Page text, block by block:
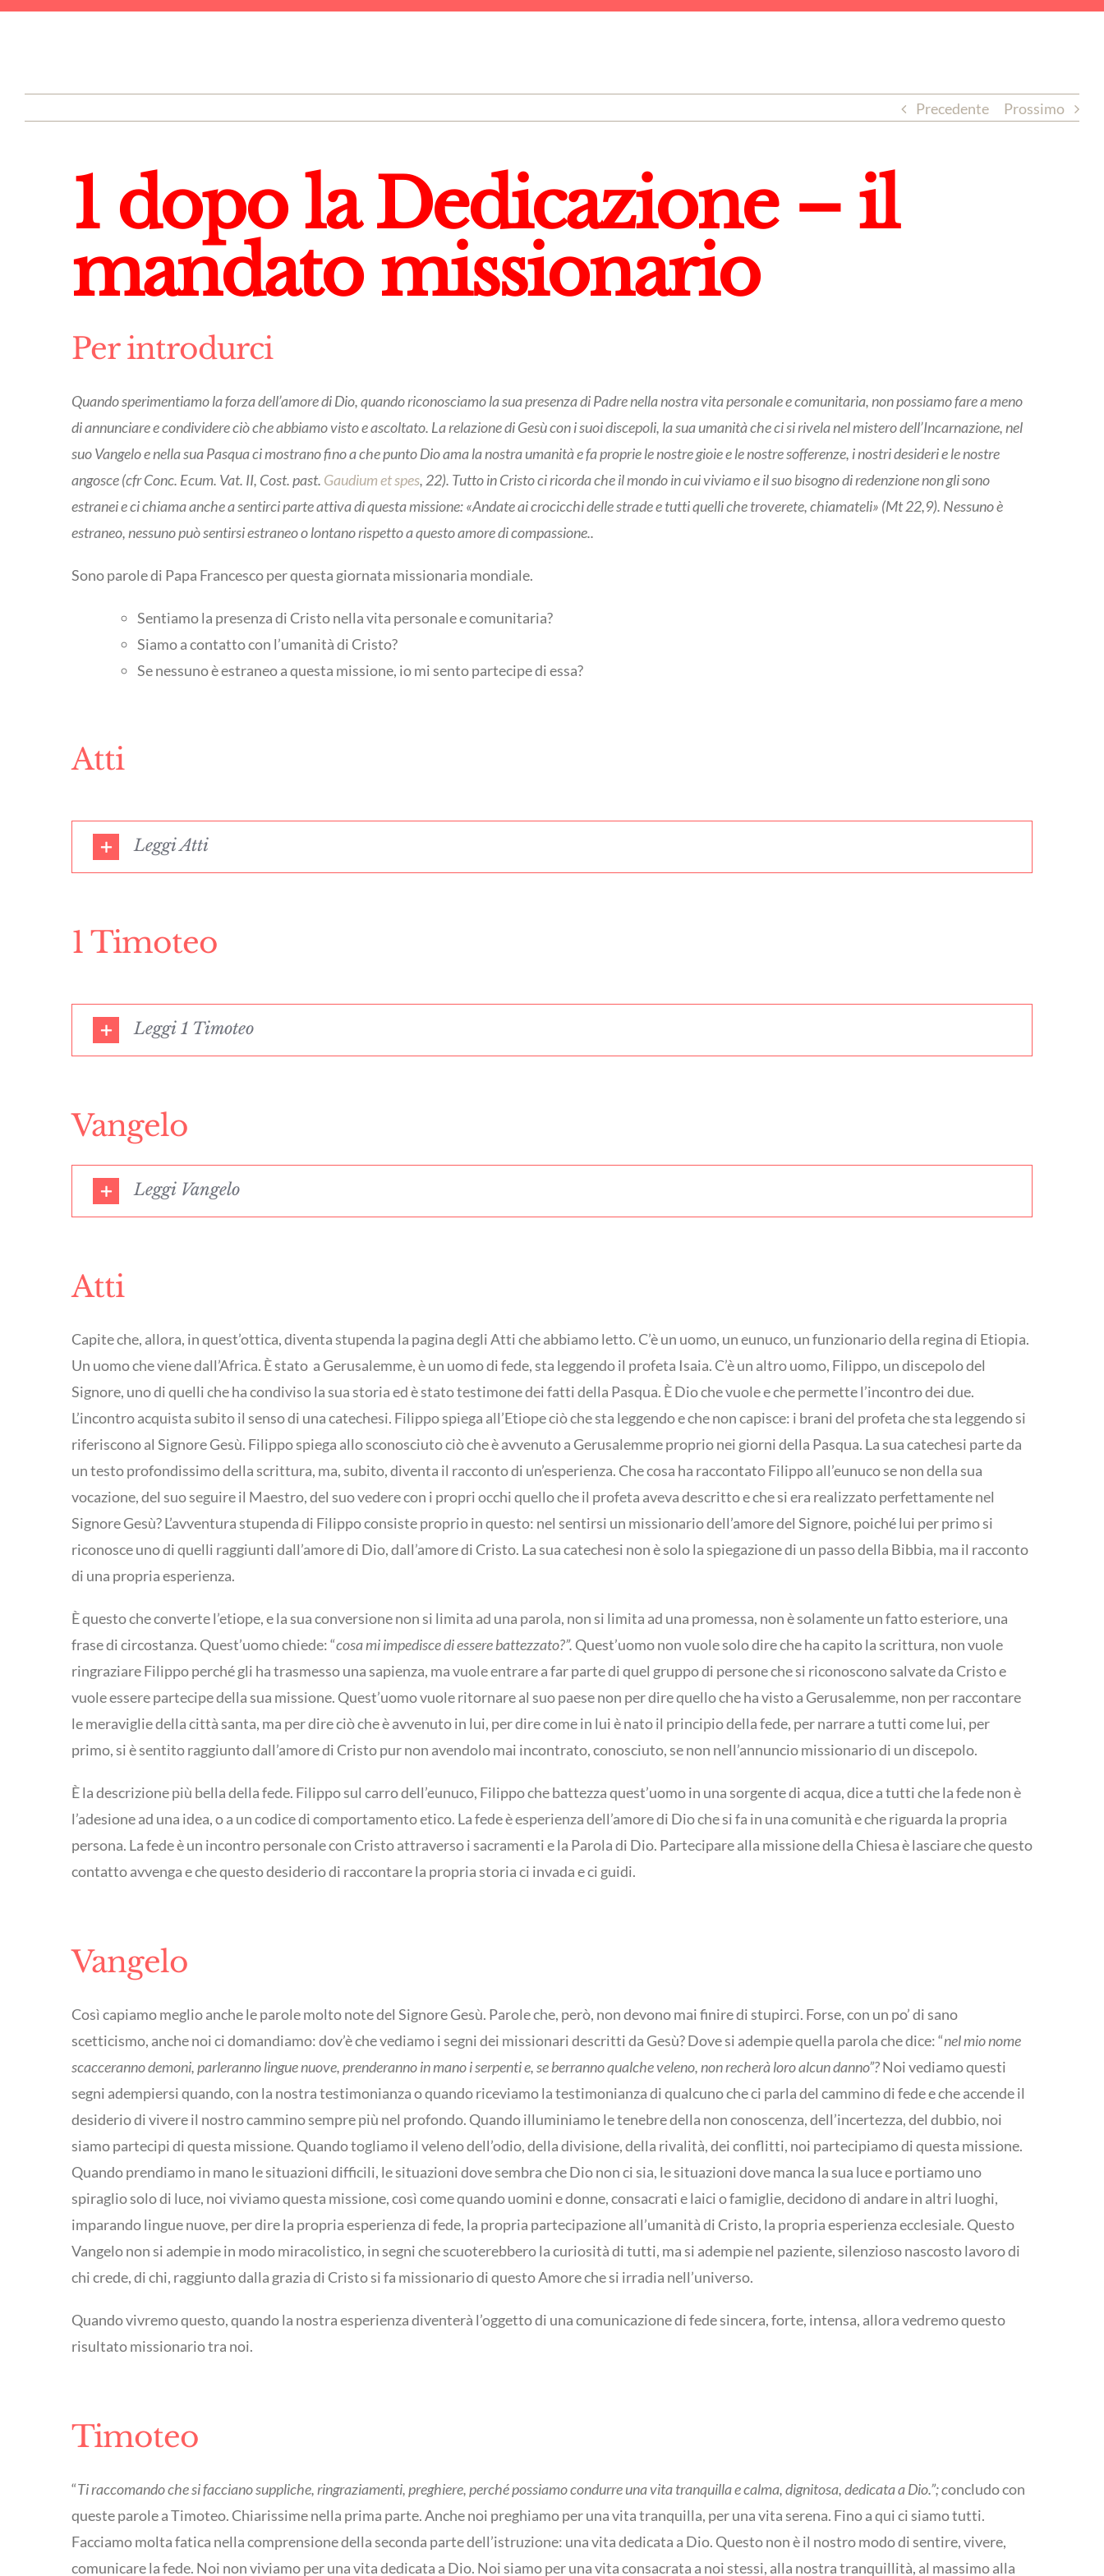
Precedente Prossimo
1 dopo la Dedicazione – il
mandato missionario
Per introdurci
Quando sperimentiamo la forza dell’amore di Dio, quando riconosciamo la sua presenza di Padre nella nostra vita personale e comunitaria, non possiamo fare a meno
di annunciare e condividere ciò che abbiamo visto e ascoltato. La relazione di Gesù con i suoi discepoli, la sua umanità che ci si rivela nel mistero dell’Incarnazione, nel
suo Vangelo e nella sua Pasqua ci mostrano fino a che punto Dio ama la nostra umanità e fa proprie le nostre gioie e le nostre sofferenze, i nostri desideri e le nostre
angosce (cfr Conc. Ecum. Vat. II, Cost. past. Gaudium et spes, 22). Tutto in Cristo ci ricorda che il mondo in cui viviamo e il suo bisogno di redenzione non gli sono
estranei e ci chiama anche a sentirci parte attiva di questa missione: «Andate ai crocicchi delle strade e tutti quelli che troverete, chiamateli» (Mt 22,9). Nessuno è
estraneo, nessuno può sentirsi estraneo o lontano rispetto a questo amore di compassione..
Sono parole di Papa Francesco per questa giornata missionaria mondiale.
Sentiamo la presenza di Cristo nella vita personale e comunitaria?
Siamo a contatto con l’umanità di Cristo?
Se nessuno è estraneo a questa missione, io mi sento partecipe di essa?
Atti
Leggi Atti
1 Timoteo
Leggi 1 Timoteo
Vangelo
Leggi Vangelo
Atti
Capite che, allora, in quest’ottica, diventa stupenda la pagina degli Atti che abbiamo letto. C’è un uomo, un eunuco, un funzionario della regina di Etiopia.
Un uomo che viene dall’Africa. È stato a Gerusalemme, è un uomo di fede, sta leggendo il profeta Isaia. C’è un altro uomo, Filippo, un discepolo del
Signore, uno di quelli che ha condiviso la sua storia ed è stato testimone dei fatti della Pasqua. È Dio che vuole e che permette l’incontro dei due.
L’incontro acquista subito il senso di una catechesi. Filippo spiega all’Etiope ciò che sta leggendo e che non capisce: i brani del profeta che sta leggendo si
riferiscono al Signore Gesù. Filippo spiega allo sconosciuto ciò che è avvenuto a Gerusalemme proprio nei giorni della Pasqua. La sua catechesi parte da
un testo profondissimo della scrittura, ma, subito, diventa il racconto di un’esperienza. Che cosa ha raccontato Filippo all’eunuco se non della sua
vocazione, del suo seguire il Maestro, del suo vedere con i propri occhi quello che il profeta aveva descritto e che si era realizzato perfettamente nel
Signore Gesù? L’avventura stupenda di Filippo consiste proprio in questo: nel sentirsi un missionario dell’amore del Signore, poiché lui per primo si
riconosce uno di quelli raggiunti dall’amore di Dio, dall’amore di Cristo. La sua catechesi non è solo la spiegazione di un passo della Bibbia, ma il racconto
di una propria esperienza.
È questo che converte l’etiope, e la sua conversione non si limita ad una parola, non si limita ad una promessa, non è solamente un fatto esteriore, una
frase di circostanza. Quest’uomo chiede: “cosa mi impedisce di essere battezzato?”. Quest’uomo non vuole solo dire che ha capito la scrittura, non vuole
ringraziare Filippo perché gli ha trasmesso una sapienza, ma vuole entrare a far parte di quel gruppo di persone che si riconoscono salvate da Cristo e
vuole essere partecipe della sua missione. Quest’uomo vuole ritornare al suo paese non per dire quello che ha visto a Gerusalemme, non per raccontare
le meraviglie della città santa, ma per dire ciò che è avvenuto in lui, per dire come in lui è nato il principio della fede, per narrare a tutti come lui, per
primo, si è sentito raggiunto dall’amore di Cristo pur non avendolo mai incontrato, conosciuto, se non nell’annuncio missionario di un discepolo.
È la descrizione più bella della fede. Filippo sul carro dell’eunuco, Filippo che battezza quest’uomo in una sorgente di acqua, dice a tutti che la fede non è
l’adesione ad una idea, o a un codice di comportamento etico. La fede è esperienza dell’amore di Dio che si fa in una comunità e che riguarda la propria
persona. La fede è un incontro personale con Cristo attraverso i sacramenti e la Parola di Dio. Partecipare alla missione della Chiesa è lasciare che questo
contatto avvenga e che questo desiderio di raccontare la propria storia ci invada e ci guidi.
Vangelo
Così capiamo meglio anche le parole molto note del Signore Gesù. Parole che, però, non devono mai finire di stupirci. Forse, con un po’ di sano
scetticismo, anche noi ci domandiamo: dov’è che vediamo i segni dei missionari descritti da Gesù? Dove si adempie quella parola che dice: “nel mio nome
scacceranno demoni, parleranno lingue nuove, prenderanno in mano i serpenti e, se berranno qualche veleno, non recherà loro alcun danno”?Noi vediamo questi
segni adempiersi quando, con la nostra testimonianza o quando riceviamo la testimonianza di qualcuno che ci parla del cammino di fede e che accende il
desiderio di vivere il nostro cammino sempre più nel profondo. Quando illuminiamo le tenebre della non conoscenza, dell’incertezza, del dubbio, noi
siamo partecipi di questa missione. Quando togliamo il veleno dell’odio, della divisione, della rivalità, dei conflitti, noi partecipiamo di questa missione.
Quando prendiamo in mano le situazioni difficili, le situazioni dove sembra che Dio non ci sia, le situazioni dove manca la sua luce e portiamo uno
spiraglio solo di luce, noi viviamo questa missione, così come quando uomini e donne, consacrati e laici o famiglie, decidono di andare in altri luoghi,
imparando lingue nuove, per dire la propria esperienza di fede, la propria partecipazione all’umanità di Cristo, la propria esperienza ecclesiale. Questo
Vangelo non si adempie in modo miracolistico, in segni che scuoterebbero la curiosità di tutti, ma si adempie nel paziente, silenzioso nascosto lavoro di
chi crede, di chi, raggiunto dalla grazia di Cristo si fa missionario di questo Amore che si irradia nell’universo.
Quando vivremo questo, quando la nostra esperienza diventerà l’oggetto di una comunicazione di fede sincera, forte, intensa, allora vedremo questo
risultato missionario tra noi.
Timoteo
“Ti raccomando che si facciano suppliche, ringraziamenti, preghiere, perché possiamo condurre una vita tranquilla e calma, dignitosa, dedicata a Dio.”; concludo con
queste parole a Timoteo. Chiarissime nella prima parte. Anche noi preghiamo per una vita tranquilla, per una vita serena. Fino a qui ci siamo tutti.
Facciamo molta fatica nella comprensione della seconda parte dell’istruzione: una vita dedicata a Dio. Questo non è il nostro modo di sentire, vivere,
comunicare la fede. Noi non viviamo per una vita dedicata a Dio. Noi siamo per una vita consacrata a noi stessi, alla nostra tranquillità, al massimo alla